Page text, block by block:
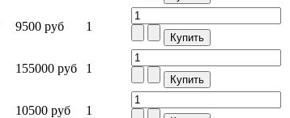
9500 руб 1
155000 руб 1
10500 руб 1